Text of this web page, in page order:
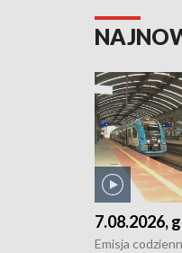
7.08.2026,
Emisja